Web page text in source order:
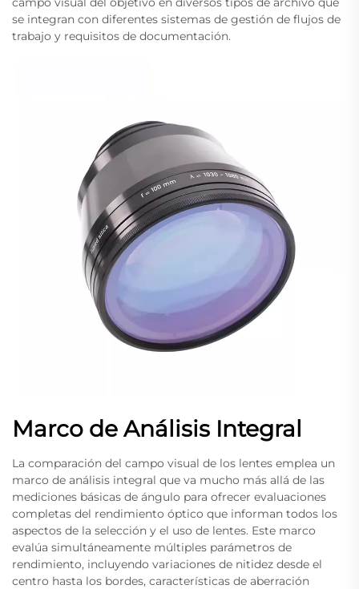
se integran con diferentes sistemas de gestión de flujos de
trabajo y requisitos de documentación.
Marco de Análisis Integral
La comparación del campo visual de los lentes emplea un
marco de análisis integral que va mucho más allá de las
mediciones básicas de ángulo para ofrecer evaluaciones
completas del rendimiento óptico que informan todos los
aspectos de la selección y el uso de lentes. Este marco
evalúa simultáneamente múltiples parámetros de
rendimiento, incluyendo variaciones de nitidez desde el
centro hasta los bordes, características de aberración